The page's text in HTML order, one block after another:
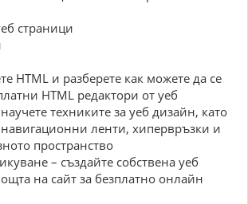
страници
HTML и разберете как можете да се
HTML редактори от уеб
техниките за уеб дизайн, като
ленти, хипервръзки и
пространство
– създайте собствена уеб
на сайт за безплатно онлайн